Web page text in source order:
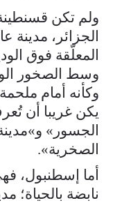
ولم تكن
الجزائر، مدينة
المعلّقة فوق
وسط الصخور
وكأنه أمام
يكن غريبا أن
الجسور»
الصخرية».
أما إسطنبول،
نابضة بالحياة؛